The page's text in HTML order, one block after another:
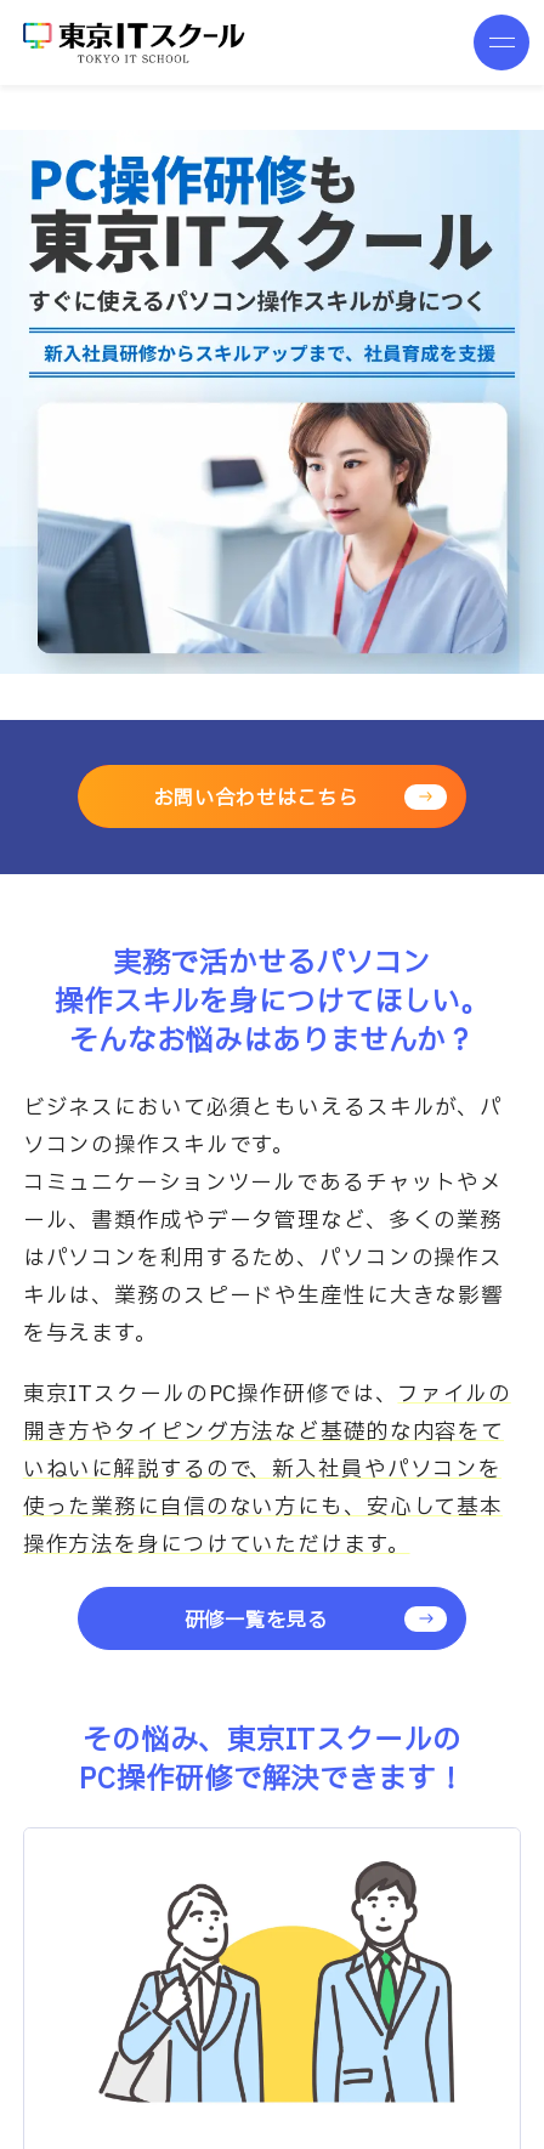
お問い合わせはこちら
実務で活かせるパソコン
操作スキルを身につけてほしい。
そんなお悩みはありませんか？
ビジネスにおいて必須ともいえるスキルが、パ
ソコンの操作スキルです。
コミュニケーションツールであるチャットやメ
ール、書類作成やデータ管理など、多くの業務
はパソコンを利用するため、 パソコンの操作ス
キルは、業務のスピードや生産性に大きな影響
を与えます。
東京ITスクールのPC操作研修では、ファイルの
開き方やタイピング方法など基礎的な内容をて
いねいに解説するので、新入社員やパソコンを
使った業務に自信のない方にも、安心して基本
操作方法を身につけていただけます。
研修一覧を見る
その悩み、東京ITスクールの
PC操作研修で解決できます！